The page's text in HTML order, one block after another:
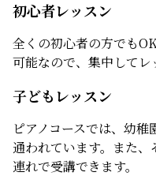
初心者レッスン
全くの初心者の方でも
可能なので、集中してレ
子どもレッスン
ピアノコースでは、幼
通われています。また
連れで受講できます。